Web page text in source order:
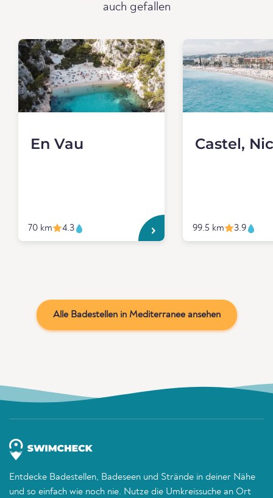
auch gefallen
En Vau
70 km 4.3
Castel,
99.5 km 3.9
Alle Badestellen in Mediterranee ansehen
Entdecke Badestellen, Badeseen und Strände in deiner Nähe
und so einfach wie noch nie. Nutze die Umkreissuche an Ort